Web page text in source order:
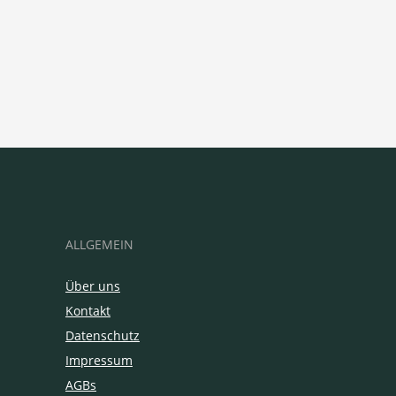
ALLGEMEIN
Über uns
Kontakt
Datenschutz
Impressum
AGBs